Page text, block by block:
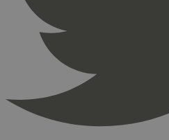
pageviewCount
nelapi-product-archive-filters
nelapi-last-visited-category